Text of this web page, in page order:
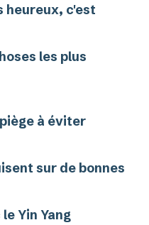
heureux, c'est
les plus
à éviter
sur de bonnes
Yin Yang